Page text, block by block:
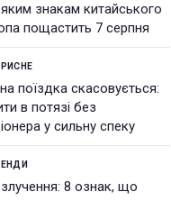
знакам китайського
пощастить 7 серпня
поїздка скасовується:
в потязі без
у сильну спеку
8 ознак, що